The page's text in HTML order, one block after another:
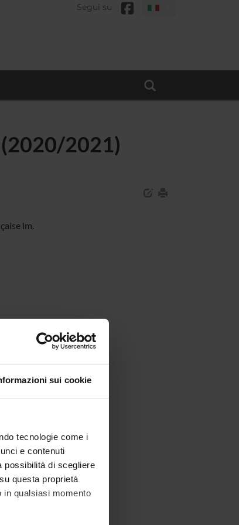
sui cookie
tecnologie come i
e contenuti
possibilità di scegliere
questa proprietà
in qualsiasi momento
Segui su
2021)
lm.